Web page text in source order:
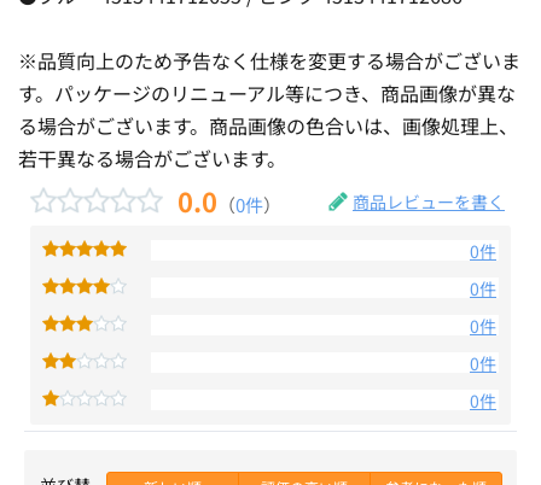
※品質向上のため予告なく仕様を変更する場合がございま
す。パッケージのリニューアル等につき、商品画像が異な
る場合がございます。商品画像の色合いは、画像処理上、
若干異なる場合がございます。
0.0 （0件） 商品レビューを書く
0件
0件
0件
0件
0件